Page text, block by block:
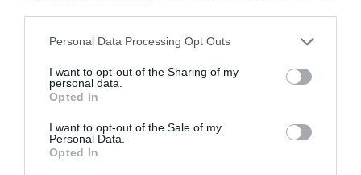
Personal Data Processing Opt Outs
I want to opt-out of the Sharing of my
personal data.
Opted In
I want to opt-out of the Sale of my
Personal Data.
Opted In